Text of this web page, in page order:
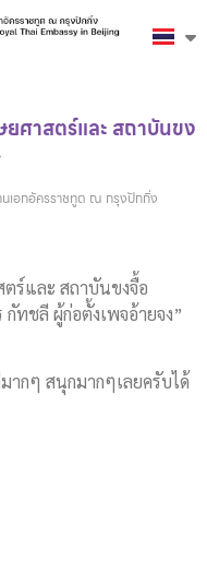
ศาสตร์และ สถาบันขง
นเอกอัครราชทูต ณ กรุงปักกิ่ง
ร์และ สถาบันขงจื้อ
ทชลี ผู้ก่อตั้งเพจอ้ายจง”
กๆ สนุกมากๆเลยครับได้